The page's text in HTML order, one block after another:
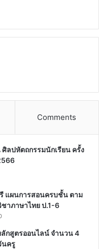
Comments
ลปหัตถกรรมนักเรียน ครั้ง
แผนการสอนครบชั้น ตาม
าภาษาไทย ป.1-6
กสูตรออนไลน์ จำนวน 4
นครู